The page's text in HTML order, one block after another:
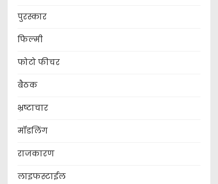
पुरस्कार
फिल्मी
फोटो फीचर
बैठक
भ्रष्टाचार
मॉडलिंग
राजकारण
लाइफस्टाईल